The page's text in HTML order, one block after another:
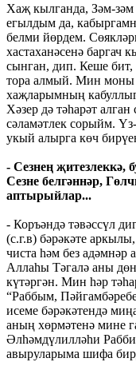
Хаҗ кылганда, Зәм-зәм
егылдым да,
белми йөрдем.
хастаханәсенә баргач
сынган, дип. Кеше бит,
тора алмый. Мин моны
хаҗларымның
Хәзер дә тәһарәт
сәламәтлек сорыйм.
укый алырга көч
- Сезнең җитезлеккә,
Сезне белгәннәр,
аптырыйлар...
- Коръәндә тәвәссүл
(с.г.в) бәрәкәте
чиста һәм без
Аллаһы Тәгалә аны
күтәргән. Мин һәр
“Раббым,
исеме бәрәкәтендә
аның хөрмәтенә мине
Әлһәмдүлилләһи
авыруларыма шифа